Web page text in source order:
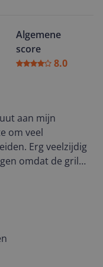
Algemene
score
8.0
aan mijn
om veel
Erg veelzijdig
omdat de grill
er helaas
handige en kan